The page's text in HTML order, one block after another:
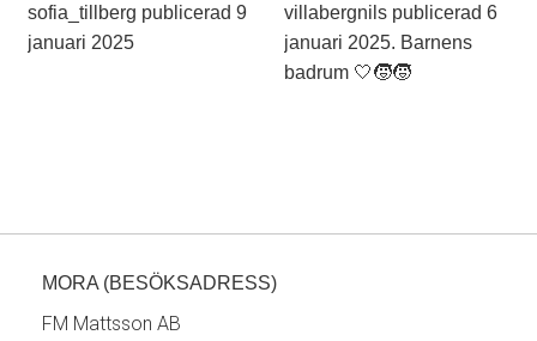
MORA (BESÖKSADRESS)
FM Mattsson AB